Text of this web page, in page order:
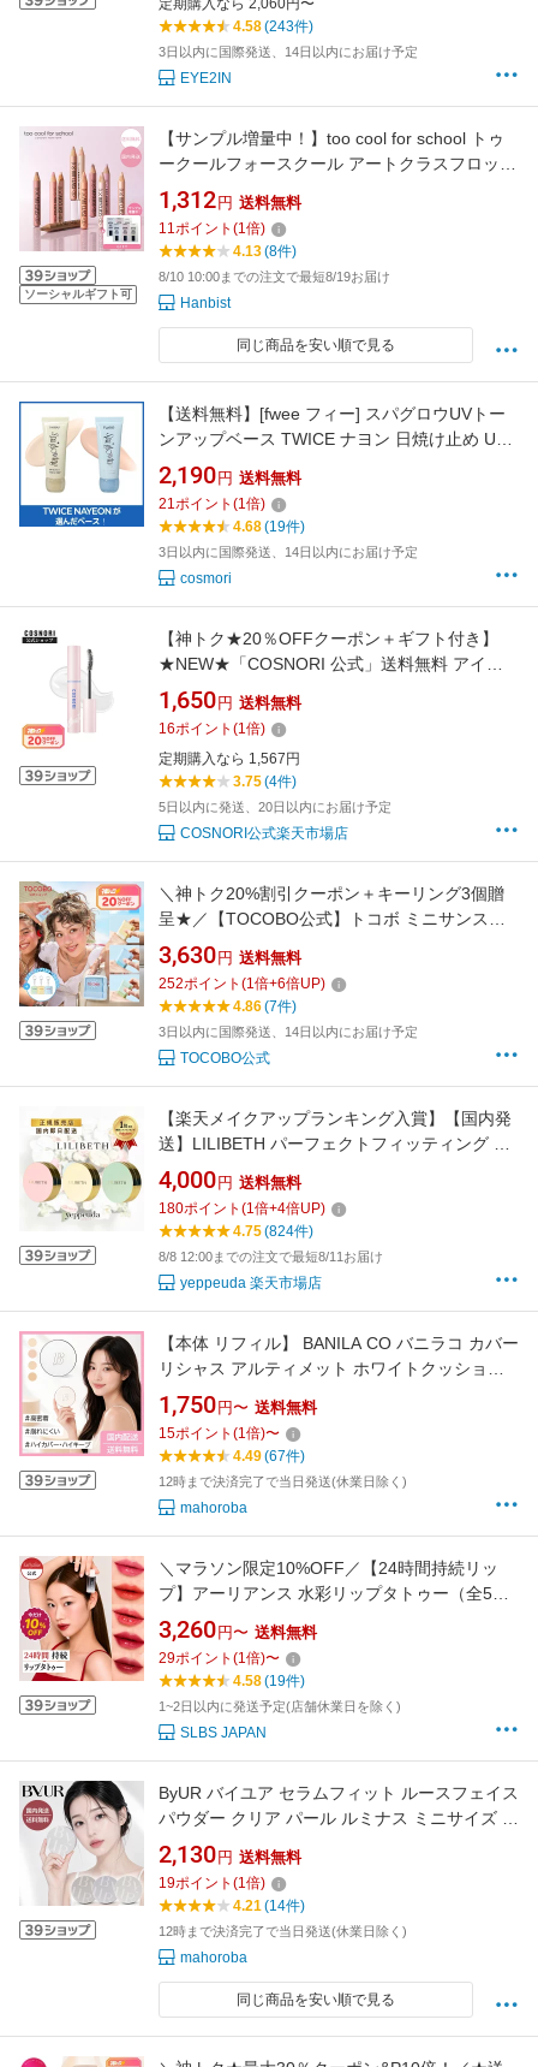
定期購入なら 2,060円〜
4.58(243件)
3日以内に国際発送、14日以内にお届け予定
EYE2IN
ソーシャルギフト可
【サンプル増量中！】too cool for school トゥ
ークールフォースクール アートクラスフロッタ
ージュペンシル 1.1g #01 シャイニングリネン
#02 ロージーデュー #08 センテッドブーケ #09
シアーヌード #10 クラッシーフィグ #11 デュ
ーベージュ 韓国コスメ
1,312 円 送料無料
11ポイント (1倍)
4.13(8件)
8/10 10:00までの注文で最短8/19お届け
Hanbist
同じ商品を安い順で見る
【送料無料】[fwee フィー] スパグロウUVトー
ンアップベース TWICE ナヨン 日焼け止め UV
カット トーンアップ 下地 ツヤ肌 透明感 くすみ
補正 韓国コスメ
2,190 円 送料無料
21ポイント (1倍)
4.68(19件)
3日以内に国際発送、14日以内にお届け予定
cosmori
【神トク★20％OFFクーポン＋ギフト付き】
★NEW★「COSNORI 公式」送料無料 アイラ
ッシュコーティングセラム まつ毛コーティング
剤 まつ毛パーマ まつエク まつげエクステ カー
ルキープ 束感まつげ コーティング剤 まつげ美
容液 まつ毛コーティング コスノリ
1,650 円 送料無料
16ポイント (1倍)
定期購入なら 1,567円
3.75(4件)
5日以内に発送、20日以内にお届け予定
COSNORI公式楽天市場店
＼神トク20%割引クーポン＋キーリング3個贈
呈★／【TOCOBO公式】トコボ ミニサンステ
ィック3種セット UVケアシリーズ SPF50+
PA++++(韓国コスメ / 日焼け止め / サンスティ
ック / プライマー / ヴィーガンコスメ / サンク
リーム / サンセラム）
3,630 円 送料無料
252ポイント (1倍+6倍UP)
4.86(7件)
3日以内に国際発送、14日以内にお届け予定
TOCOBO公式
【楽天メイクアップランキング入賞】【国内発
送】LILIBETH パーフェクトフィッティング フ
ルカバレッジクッション 19号 21号 23号 リリ
ベス クッション ファンデーション 韓国コスメ
正規輸入
4,000 円 送料無料
180ポイント (1倍+4倍UP)
4.75(824件)
8/8 12:00までの注文で最短8/11お届け
yeppeuda 楽天市場店
【本体 リフィル】 BANILA CO バニラコ カバー
リシャス アルティメット ホワイトクッション
SPF38 PA++ / クッションファンデ ファンデー
ション リフィル レフィル 詰め替え カバー 密着
力 キープ 明るい セミマット 韓国コスメ 人気
ギフト リニューアル
1,750 円〜 送料無料
15ポイント (1倍)〜
4.49(67件)
12時まで決済完了で当日発送(休業日除く)
mahoroba
＼マラソン限定10%OFF／【24時間持続リッ
プ】アーリアンス 水彩リップタトゥー（全5
色） 落ちない ティント リップティント 塗って
剥がす リップ プランパー 韓国コスメ 時短メイ
ク マスクにつかない すっぴんメイク 保湿 長時
間キープ 飲み会リップ プール ジム ヨガ
3,260 円〜 送料無料
29ポイント (1倍)〜
4.58(19件)
1~2日以内に発送予定(店舗休業日を除く)
SLBS JAPAN
ByUR バイユア セラムフィット ルースフェイス
パウダー クリア パール ルミナス ミニサイズ フ
ェイスパウダー ルースパウダー ベースメイク
マット 人気 韓国コスメ 毛穴カバー パウダー 皮
脂 ギフト プレゼント
2,130 円 送料無料
19ポイント (1倍)
4.21(14件)
12時まで決済完了で当日発送(休業日除く)
mahoroba
同じ商品を安い順で見る